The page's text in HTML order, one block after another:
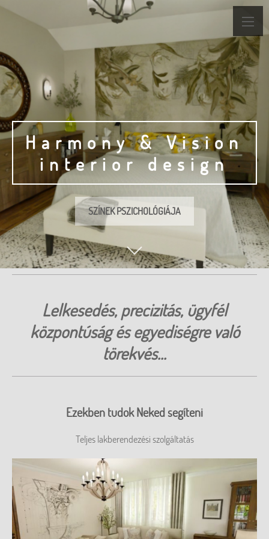
Harmony & Vision
interior design
SZÍNEK PSZICHOLÓGIÁJA
Lelkesedés, precizitás, ügyfél
központúság és egyediségre való
törekvés...
Ezekben tudok Neked segíteni
Teljes lakberendezési szolgáltatás